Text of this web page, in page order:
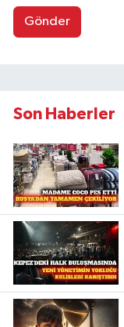
Gönder
Son Haberler